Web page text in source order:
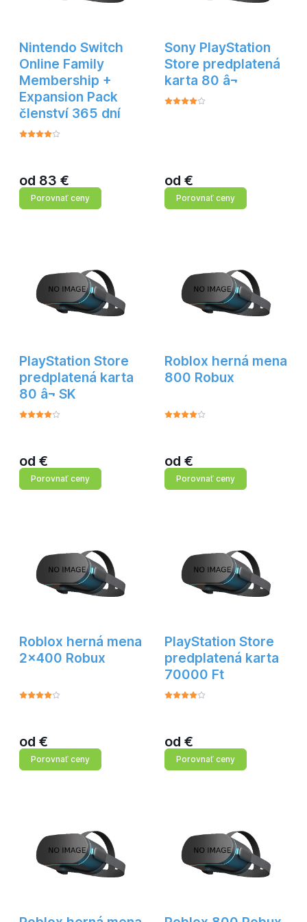
Nintendo Switch
Online Family
Membership +
Expansion Pack
členství 365 dní
od 83 €
Porovnať ceny
Sony PlayStation
Store predplatená
karta 80 â¬
od €
Porovnať ceny
PlayStation Store
predplatená karta
80 â¬ SK
od €
Porovnať ceny
Roblox herná mena
800 Robux
od €
Porovnať ceny
Roblox herná mena
2x400 Robux
od €
Porovnať ceny
PlayStation Store
predplatená karta
70000 Ft
od €
Porovnať ceny